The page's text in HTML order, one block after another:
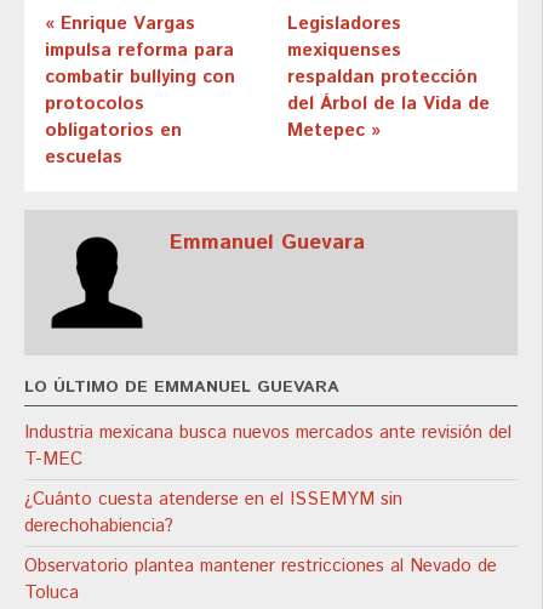
« Enrique Vargas
impulsa reforma para
combatir bullying con
protocolos
obligatorios en
escuelas
Legisladores
mexiquenses
respaldan protección
del Árbol de la Vida de
Metepec »
Emmanuel Guevara
LO ÚLTIMO DE EMMANUEL GUEVARA
Industria mexicana busca nuevos mercados ante revisión del
T-MEC
¿Cuánto cuesta atenderse en el ISSEMYM sin
derechohabiencia?
Observatorio plantea mantener restricciones al Nevado de
Toluca